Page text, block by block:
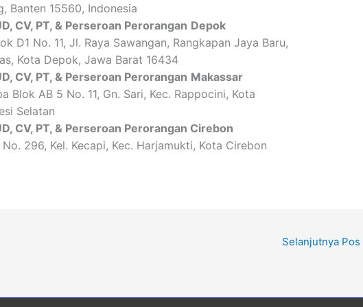
Banten 15560, Indonesia
CV, PT, & Perseroan Perorangan Depok
D1 No. 11, Jl. Raya Sawangan, Rangkapan Jaya Baru,
Kota Depok, Jawa Barat 16434
CV, PT, & Perseroan Perorangan Makassar
Blok AB 5 No. 11, Gn. Sari, Kec. Rappocini, Kota
Selatan
CV, PT, & Perseroan Perorangan Cirebon
296, Kel. Kecapi, Kec. Harjamukti, Kota Cirebon
Selanjutnya Pos